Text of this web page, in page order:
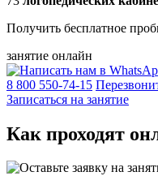
Получить бесплатное
занятие онлайн
8 800 550-74-15
Записаться на занятие
Как проходят